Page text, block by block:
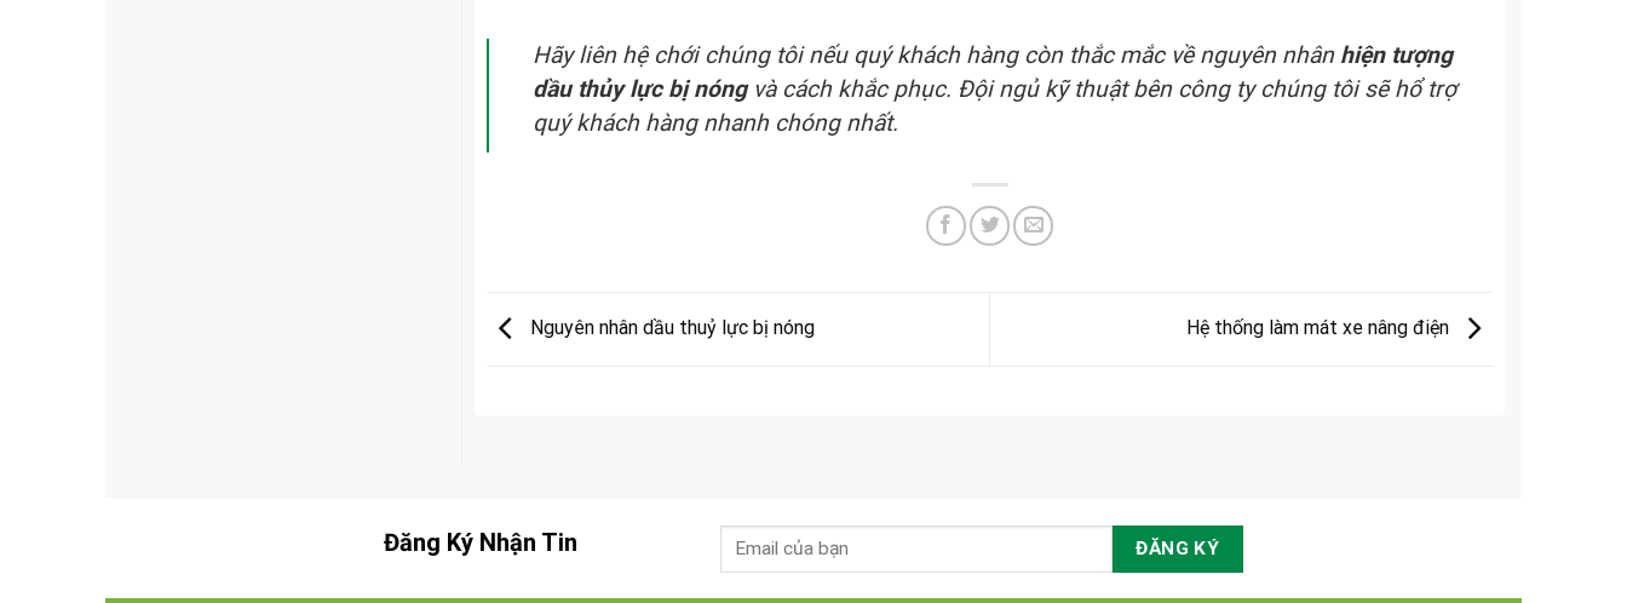
Hãy liên hệ chới chúng tôi nếu quý khách hàng còn thắc mắc về nguyên nhân hiện tượng
dầu thủy lực bị nóngvà cách khắc phục. Đội ngủ kỹ thuật bên công ty chúng tôi sẽ hổ trợ
quý khách hàng nhanh chóng nhất.
Nguyên nhân dầu thuỷ lực bị nóng Hệ thống làm mát xe nâng điện
Đăng Ký Nhận Tin